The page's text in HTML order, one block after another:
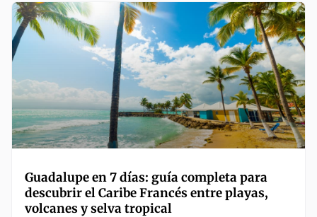
Guadalupe en 7 días: guía completa para
descubrir el Caribe Francés entre playas,
volcanes y selva tropical